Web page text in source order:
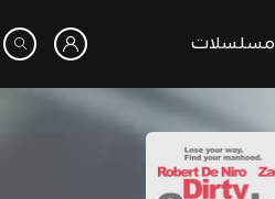
مسلسلات